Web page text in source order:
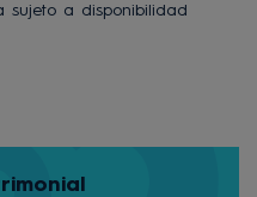
sujeto a disponibilidad